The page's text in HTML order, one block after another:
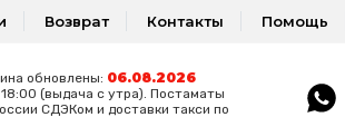
Возврат Контакты Помощь
обновлены: 06.08.2026
(выдача с утра). Постаматы
СДЭКом и доставки такси по